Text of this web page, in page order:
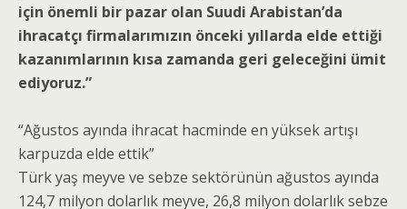
için önemli bir pazar olan Suudi Arabistan’da
ihracatçı firmalarımızın önceki yıllarda elde ettiği
kazanımlarının kısa zamanda geri geleceğini ümit
ediyoruz.”
“Ağustos ayında ihracat hacminde en yüksek artışı
karpuzda elde ettik”
Türk yaş meyve ve sebze sektörünün ağustos ayında
124,7 milyon dolarlık meyve, 26,8 milyon dolarlık sebze